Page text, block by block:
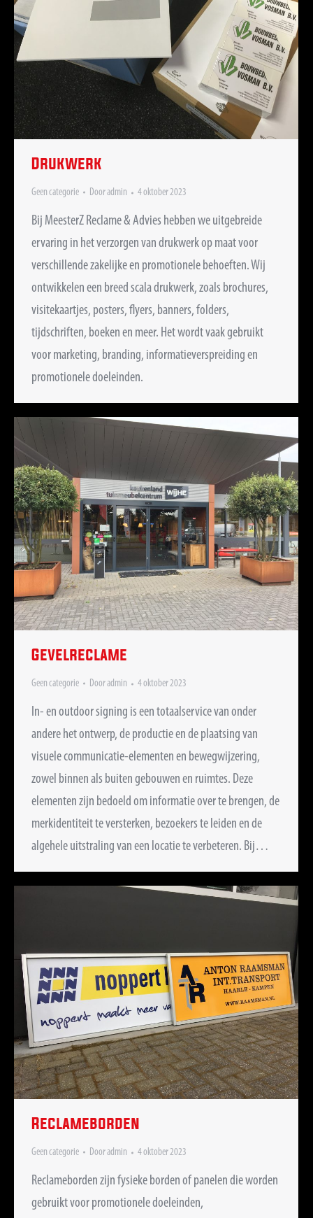
Drukwerk
Geen categorie Dooradmin 4 oktober 2023
Bij MeesterZ Reclame & Advies hebben we uitgebreide
ervaring in het verzorgen van drukwerk op maat voor
verschillende zakelijke en promotionele behoeften. Wij
ontwikkelen een breed scala drukwerk, zoals brochures,
visitekaartjes, posters, flyers, banners, folders,
tijdschriften, boeken en meer. Het wordt vaak gebruikt
voor marketing, branding, informatieverspreiding en
promotionele doeleinden.
Gevelreclame
Geen categorie Dooradmin 4 oktober 2023
In- en outdoor signing is een totaalservice van onder
andere het ontwerp, de productie en de plaatsing van
visuele communicatie-elementen en bewegwijzering,
zowel binnen als buiten gebouwen en ruimtes. Deze
elementen zijn bedoeld om informatie over te brengen, de
merkidentiteit te versterken, bezoekers te leiden en de
algehele uitstraling van een locatie te verbeteren. Bij…
Reclameborden
Geen categorie Dooradmin 4 oktober 2023
Reclameborden zijn fysieke borden of panelen die worden
gebruikt voor promotionele doeleinden,